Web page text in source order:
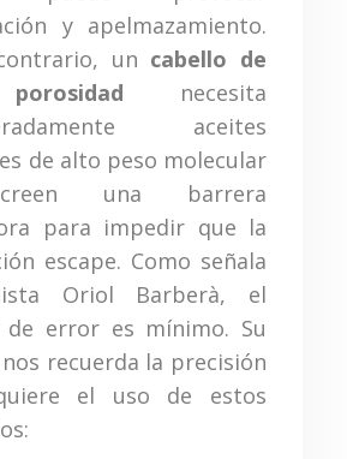
y apelmazamiento.
un cabello de
necesita
aceites
de alto peso molecular
una barrera
para impedir que la
escape. Como señala
Oriol Barberà, el
de error es mínimo. Su
recuerda la precisión
el uso de estos